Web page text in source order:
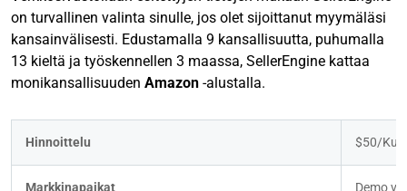
on turvallinen valinta sinulle, jos olet sijoittanut myymäläsi
kansainvälisesti. Edustamalla 9 kansallisuutta, puhumalla
13 kieltä ja työskennellen 3 maassa, SellerEngine kattaa
monikansallisuuden Amazon -alustalla.
Hinnoittelu $50/
Markkinapaikat Demo